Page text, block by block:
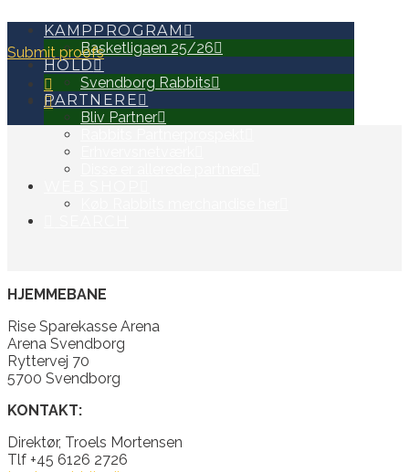
KAMPPROGRAM
Basketligaen 25/26
HOLD
Svendborg Rabbits
PARTNERE
Bliv Partner
Submit proofs
HJEMMEBANE
Rise Sparekasse Arena
Arena Svendborg
Ryttervej 70
5700 Svendborg
KONTAKT:
Direktør, Troels Mortensen
Tlf +45 6126 2726